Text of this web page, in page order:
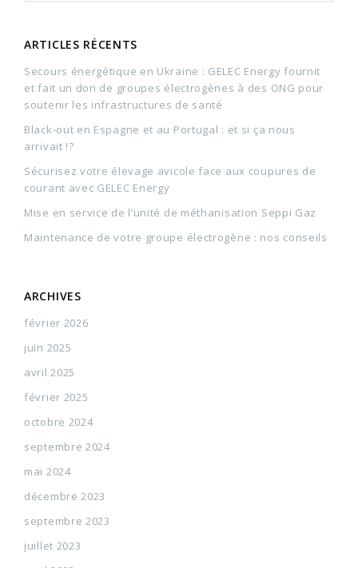
ARTICLES RÉCENTS
Secours énergétique en Ukraine : GELEC Energy fournit
et fait un don de groupes électrogènes à des ONG pour
soutenir les infrastructures de santé
Black-out en Espagne et au Portugal : et si ça nous
arrivait !?
Sécurisez votre élevage avicole face aux coupures de
courant avec GELEC Energy
Mise en service de l’unité de méthanisation Seppi Gaz
Maintenance de votre groupe électrogène : nos conseils
ARCHIVES
février 2026
juin 2025
avril 2025
février 2025
octobre 2024
septembre 2024
mai 2024
décembre 2023
septembre 2023
juillet 2023